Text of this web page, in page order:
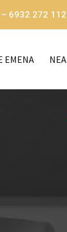
6932 272 112
ΕΜΕΝΑ NEA